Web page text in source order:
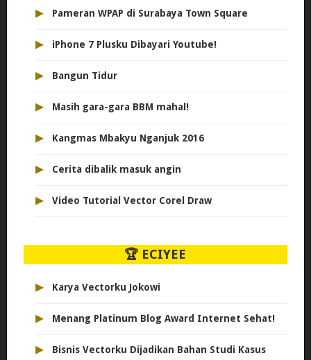
▸ Pameran WPAP di Surabaya Town Square
▸ iPhone 7 Plusku Dibayari Youtube!
▸ Bangun Tidur
▸ Masih gara-gara BBM mahal!
▸ Kangmas Mbakyu Nganjuk 2016
▸ Cerita dibalik masuk angin
▸ Video Tutorial Vector Corel Draw
🏆 ECIYEE
▸ Karya Vectorku Jokowi
▸ Menang Platinum Blog Award Internet Sehat!
▸ Bisnis Vectorku Dijadikan Bahan Studi Kasus